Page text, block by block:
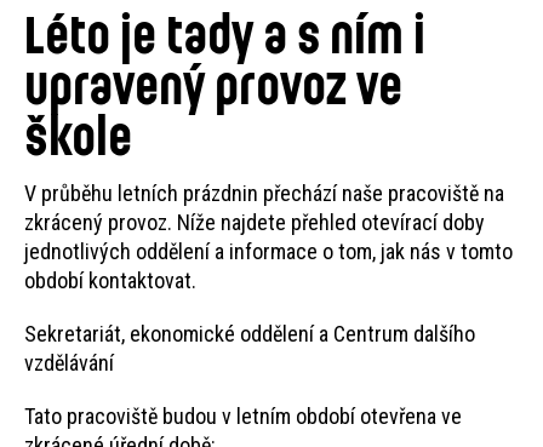
Léto je tady a s ním i
upravený provoz ve
škole
V průběhu letních prázdnin přechází naše pracoviště na
zkrácený provoz. Níže najdete přehled otevírací doby
jednotlivých oddělení a informace o tom, jak nás v tomto
období kontaktovat.
Sekretariát, ekonomické oddělení a Centrum dalšího
vzdělávání
Tato pracoviště budou v letním období otevřena ve